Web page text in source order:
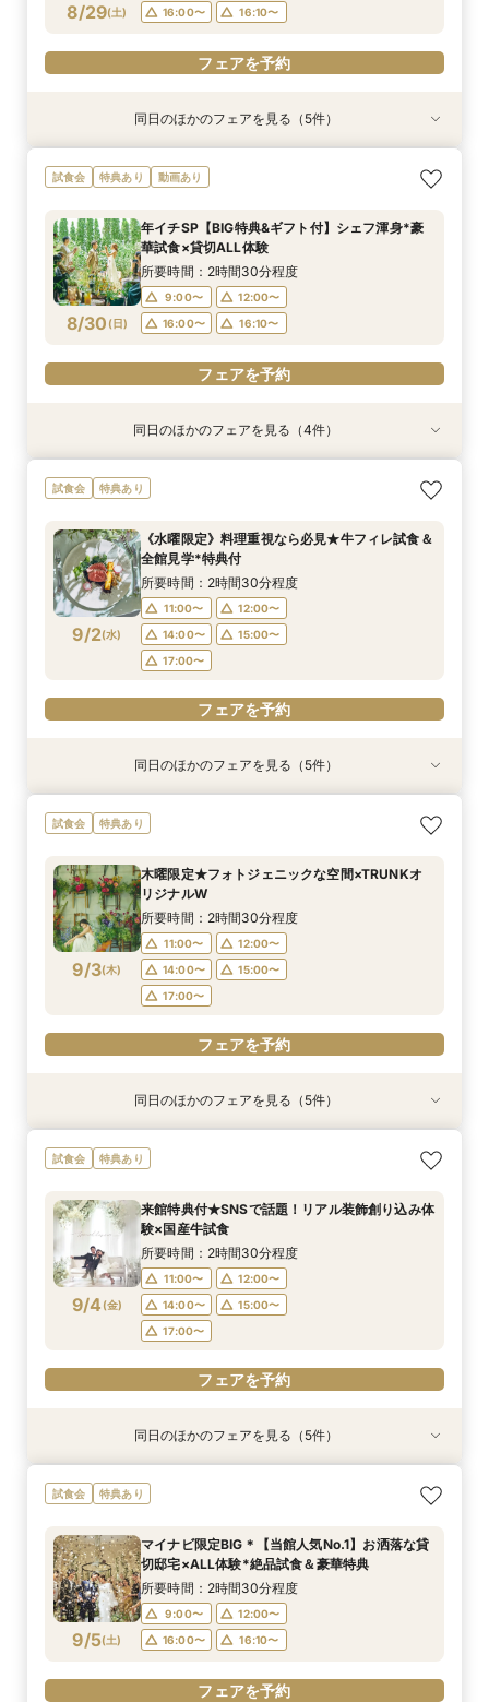
フェアを予約
フェアを予約
フェアを予約
8/29(土) 16:00〜 16:10〜
フェアを予約
特典あり
8/29( 土)
《徹底比較*2件目以降の方へ》見積り相談×試食
付*貸切邸宅体験
9:00〜
12:00〜
16:00〜
16:10〜
フェアを予約
特典あり
8/29( 土)
【お料理重視◎】シェフ渾身の豪華フレンチ試食
×おもてなし体験
9:00〜
12:00〜
16:00〜
16:10〜
フェアを予約
特典あり
8/29( 土)
初見学でも安心◎「即決なし」アップ額が少ない
新プラン×試食付
9:00〜
12:00〜
16:00〜
16:10〜
フェアを予約
特典あり
8/29( 土)
【大人10名～貸切W】少人数向けフェア♪豪華試
食＆見積もり相談
9:00〜
12:00〜
16:00〜
16:10〜
フェアを予約
8/29( 土)
【オンライン開催】遠方在住でも安心◆バーチャ
ル見学＆相談会
10:00〜 17:00〜
フェアを予約
同日のほかのフェアを見る（5件）
試食会 特典あり 動画あり
8/30 (日)
年イチSP【BIG特典&ギフト付】シェフ渾身*豪
華試食×貸切ALL体験
所要時間：2時間30分程度
9:00〜
12:00〜
16:00〜
16:10〜
フェアを予約
特典あり
8/30(日)
《徹底比較*2件目以降の方へ》見積り相談×試食
付*貸切邸宅体験
9:00〜
12:00〜
16:00〜
16:10〜
フェアを予約
特典あり
8/30(日)
【大人10名～貸切W】少人数向けフェア♪豪華試
食＆見積もり相談
9:00〜
12:00〜
16:00〜
16:10〜
フェアを予約
特典あり
8/30(日)
初見学でも安心◎「即決なし」アップ額が少ない
新プラン×試食付
9:00〜
12:00〜
16:00〜
16:10〜
フェアを予約
特典あり
8/30(日)
【お料理重視◎】シェフ渾身の豪華フレンチ試食
×おもてなし体験
9:00〜
12:00〜
16:00〜
16:10〜
フェアを予約
同日のほかのフェアを見る（4件）
試食会 特典あり
9/2(水)
《水曜限定》料理重視なら必見★牛フィレ試食＆
全館見学*特典付
所要時間：2時間30分程度
11:00〜
12:00〜
14:00〜
15:00〜
17:00〜
フェアを予約
特典あり
9/2(水)
【大人10名～貸切W】少人数向けフェア♪豪華試
食＆見積もり相談
11:00〜
14:00〜
15:00〜
17:00〜
フェアを予約
特典あり
9/2(水)
《徹底比較*2件目以降の方へ》見積り相談×試食
付*貸切邸宅体験
11:00〜
14:00〜
15:00〜
17:00〜
フェアを予約
9/2(水)
【オンライン開催】遠方在住でも安心◆バーチャ
ル見学＆相談会
12:00〜
17:00〜
フェアを予約
特典あり
9/2(水)
【無料試食付き】お気軽マタニティ＆パパママ
キッズ婚相談会
12:00〜
フェアを予約
特典あり
9/2(水)
【TRUNKで挙げるなら1件目がお得】無料試食×
お気軽相談会
12:00〜
フェアを予約
同日のほかのフェアを見る（5件）
試食会 特典あり
9/3(木)
木曜限定★フォトジェニックな空間×TRUNKオ
リジナルW
所要時間：2時間30分程度
11:00〜
12:00〜
14:00〜
15:00〜
17:00〜
フェアを予約
特典あり
9/3(
【大人10名～貸切W】少人数向けフェア♪豪華試
食＆見積もり相談
11:00〜
14:00〜
15:00〜
17:00〜
フェアを予約
特典あり
9/3(
《徹底比較*2件目以降の方へ》見積り相談×試食
付*貸切邸宅体験
11:00〜
14:00〜
15:00〜
17:00〜
フェアを予約
9/3(
【オンライン開催】遠方在住でも安心◆バーチャ
ル見学＆相談会
12:00〜
17:00〜
フェアを予約
特典あり
9/3(
【無料試食付き】お気軽マタニティ＆パパママ
キッズ婚相談会
12:00〜
フェアを予約
特典あり
9/3(
【TRUNKで挙げるなら1件目がお得】無料試食×
お気軽相談会
12:00〜
フェアを予約
同日のほかのフェアを見る（5件）
試食会 特典あり
9/4 (金)
来館特典付★SNSで話題！リアル装飾創り込み体
験×国産牛試食
所要時間：2時間30分程度
11:00〜
12:00〜
14:00〜
15:00〜
17:00〜
フェアを予約
特典あり
9/4(金)
【大人10名～貸切W】少人数向けフェア♪豪華試
食＆見積もり相談
11:00〜
12:00〜
14:00〜
15:00〜
17:00〜
特典あり
9/4(金)
《徹底比較*2件目以降の方へ》見積り相談×試食
付*貸切邸宅体験
11:00〜
12:00〜
14:00〜
15:00〜
17:00〜
9/4(金)
【オンライン開催】遠方在住でも安心◆バーチャ
ル見学＆相談会
12:00〜
15:00〜
17:00〜
フェアを予約
特典あり
9/4(金)
【無料試食付き】お気軽マタニティ＆パパママ
キッズ婚相談会
12:00〜 14:00〜
フェアを予約
特典あり
9/4(金)
【TRUNKで挙げるなら1件目がお得】無料試食×
お気軽相談会
12:00〜 14:00〜
フェアを予約
同日のほかのフェアを見る（5件）
試食会 特典あり
9/5(土)
マイナビ限定BIG＊【当館人気No.1】お洒落な貸
切邸宅×ALL体験*絶品試食＆豪華特典
所要時間：2時間30分程度
9:00〜
12:00〜
16:00〜
16:10〜
フェアを予約